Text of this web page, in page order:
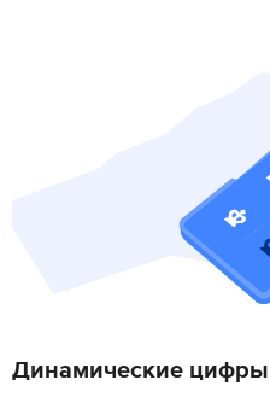
Динамические цифры